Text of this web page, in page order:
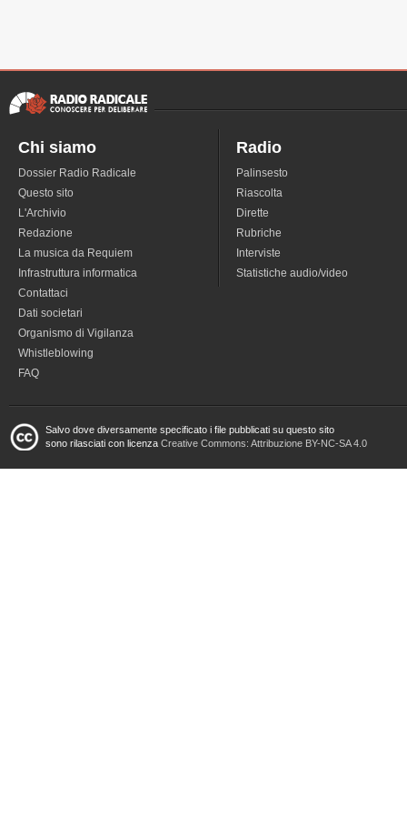
Chi siamo
Dossier Radio Radicale
Questo sito
L'Archivio
Redazione
La musica da Requiem
Infrastruttura informatica
Contattaci
Dati societari
Organismo di Vigilanza
Whistleblowing
FAQ
Radio
Palinsesto
Riascolta
Dirette
Rubriche
Interviste
Statistiche audio/video
Salvo dove diversamente specificato i file pubblicati su questo sito
sono rilasciati con licenza Creative Commons: Attribuzione BY-NC-SA 4.0